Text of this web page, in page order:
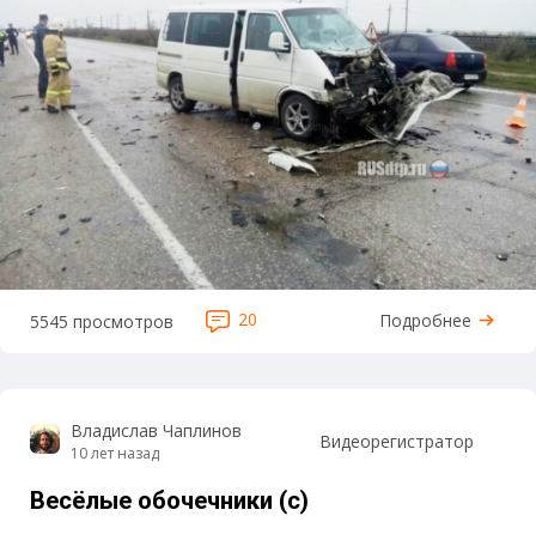
5545 просмотров 20 Подробнее
Владислав Чаплинов
10 лет назад Видеорегистратор
Весёлые обочечники (с)